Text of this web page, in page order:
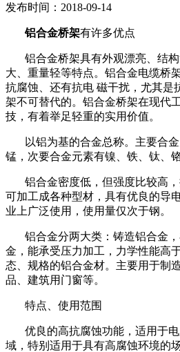
发布时间：2018-09-14
铝合金桥架有许多优点
铝合金桥架具有外观漂亮、结
大、重量轻等特点。铝合金电缆桥
抗腐蚀、还有抗电 磁干扰，尤其是
架不可替代的。铝合金桥架在现代
技，有着举足轻重的实用价值。
以铝为基的合金总称。主要合
锰，次要合金元素有镍、铁、钛、
铝合金密度低，但强度比较高
可加工成各种型材，具有优良的导
业上广泛使用，使用量仅次于钢。
铝合金分两大类：铸造铝合金
金，能承受压力加工，力学性能高
态、规格的铝合金材。主要用于制
品、建筑用门窗等。
特点、使用范围
优良的高抗腐蚀功能，适用于
域，特别适用于具有高腐蚀环境的